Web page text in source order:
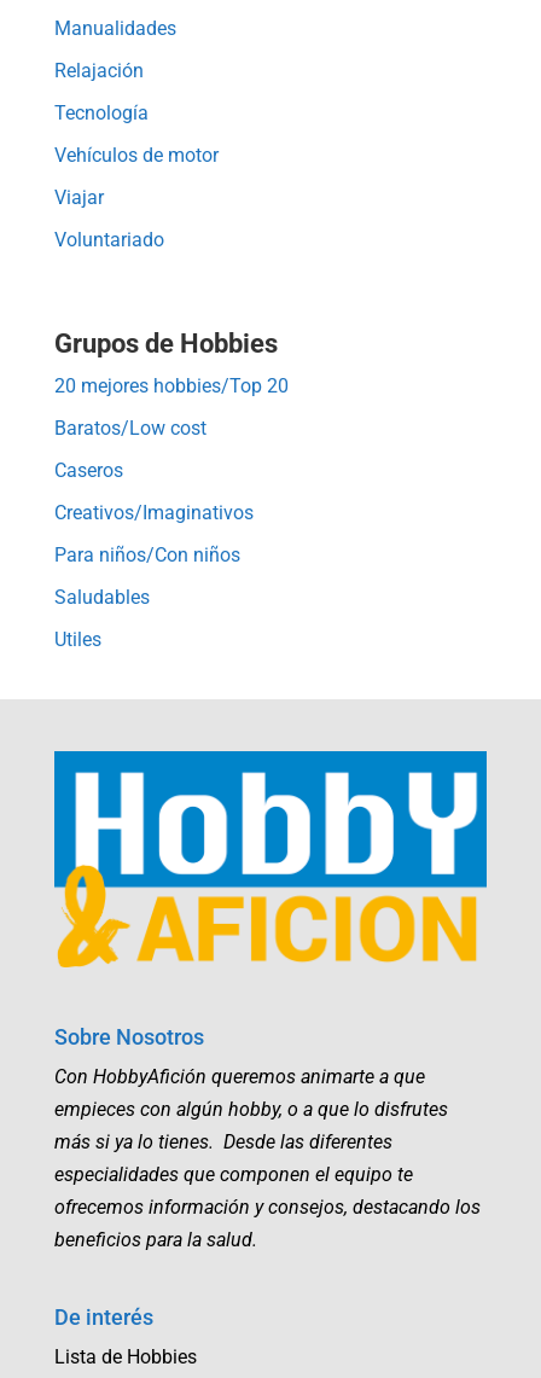
Manualidades
Relajación
Tecnología
Vehículos de motor
Viajar
Voluntariado
Grupos de Hobbies
20 mejores hobbies/Top 20
Baratos/Low cost
Caseros
Creativos/Imaginativos
Para niños/Con niños
Saludables
Utiles
Sobre Nosotros
Con HobbyAfición queremos animarte a que
empieces con algún hobby, o a que lo disfrutes
más si ya lo tienes. Desde las diferentes
especialidades que componen el equipo te
ofrecemos información y consejos, destacando los
beneficios para la salud.
De interés
Lista de Hobbies